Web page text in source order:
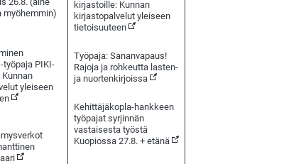
myöhemmin) (Seurattavissa verkossa)
työpaja PIKI-
yleiseen
(Seurattavissa verkossa)
kirjastoille: Kunnan
kirjastopalvelut yleiseen
tietoisuuteen
Työpaja: Sananvapaus!
Rajoja ja rohkeutta lasten-
ja nuortenkirjoissa
Kehittäjäkopla-hankkeen
työpajat syrjinnän
vastaisesta työstä
Kuopiossa 27.8. + etänä